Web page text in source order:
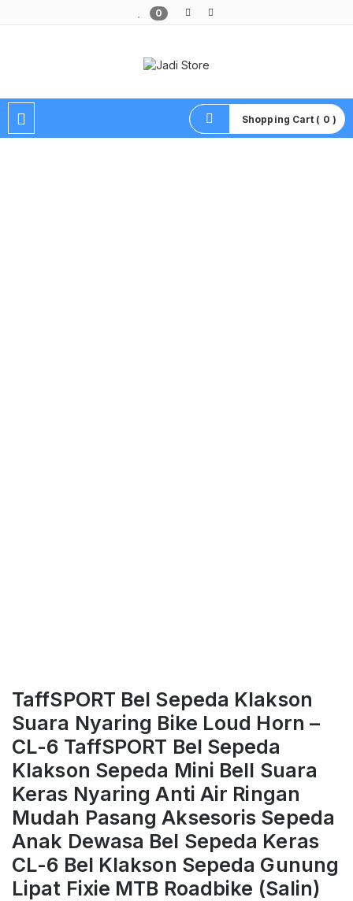
0
Shopping Cart ( 0 )
TaffSPORT Bel Sepeda Klakson
Suara Nyaring Bike Loud Horn –
CL-6 TaffSPORT Bel Sepeda
Klakson Sepeda Mini Bell Suara
Keras Nyaring Anti Air Ringan
Mudah Pasang Aksesoris Sepeda
Anak Dewasa Bel Sepeda Keras
CL-6 Bel Klakson Sepeda Gunung
Lipat Fixie MTB Roadbike (salin)